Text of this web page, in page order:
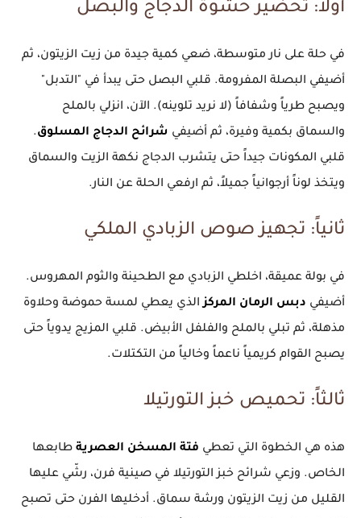
أولاً: تحضير حشوة الدجاج والبصل
في حلة على نار متوسطة، ضعي كمية جيدة من زيت الزيتون، ثم
أضيفي البصلة المفرومة. قلبي البصل حتى يبدأ في "التدبل"
ويصبح طرياً وشفافاً (لا نريد تلوينه). الآن، انزلي بالملح
والسماق بكمية وفيرة، ثم أضيفي شرائح الدجاج المسلوق.
قلبي المكونات جيداً حتى يتشرب الدجاج نكهة الزيت والسماق
ويتخذ لوناً أرجوانياً جميلاً، ثم ارفعي الحلة عن النار.
ثانياً: تجهيز صوص الزبادي الملكي
في بولة عميقة، اخلطي الزبادي مع الطحينة والثوم المهروس.
أضيفي دبس الرمان المركزالذي يعطي لمسة حموضة وحلاوة
مذهلة، ثم تبلي بالملح والفلفل الأبيض. قلبي المزيج يدوياً حتى
يصبح القوام كريمياً ناعماً وخالياً من التكتلات.
ثالثاً: تحميص خبز التورتيلا
هذه هي الخطوة التي تعطي فتة المسخن العصرية طابعها
الخاص. وزعي شرائح خبز التورتيلا في صينية فرن، رشّي عليها
القليل من زيت الزيتون ورشة سماق. أدخليها الفرن حتى تصبح